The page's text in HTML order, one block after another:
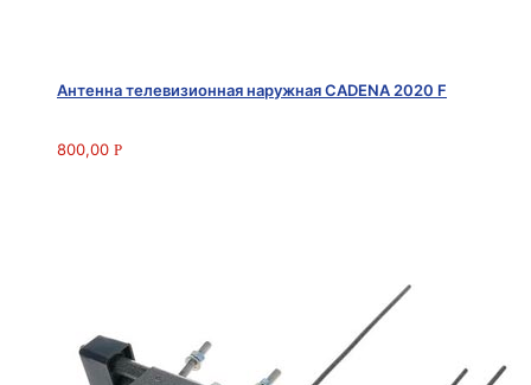
Антенна телевизионная наружная CADENA 2020 F
800,00 Р